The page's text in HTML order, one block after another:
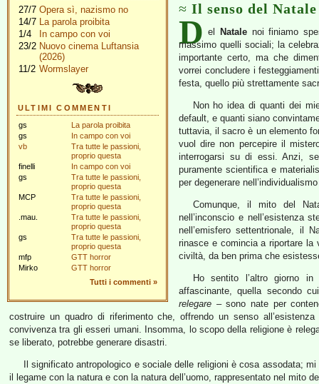
27/7 Opera sì, nazismo no
14/7 La parola proibita
1/4
In campo con voi
23/2 Nuovo cinema Luftansia
(2026)
11/2 Wormslayer
ULTIMI COMMENTI
gs
La parola proibita
gs
In campo con voi
vb
Tra tutte le passioni,
proprio questa
finelli
In campo con voi
gs
Tra tutte le passioni,
proprio questa
MCP
Tra tutte le passioni,
proprio questa
.mau.
Tra tutte le passioni,
proprio questa
gs
Tra tutte le passioni,
proprio questa
mfp
GTT horror
Mirko
GTT horror
Tutti i commenti »
Il senso del Natale
D el Natalenoi finiamo
massimo quelli sociali; la
importante certo, ma che
vorrei concludere i
festa, quello più strettamente
Non ho idea di quanti dei
default, e quanti siano
tuttavia, il sacro è un elemento
vuol dire non percepire il
interrogarsi su di essi. Anzi,
puramente scientifica e
per degenerare
Comunque, il mito del
nell’inconscio e nell’esistenza
nell’emisfero settentrionale, il
rinasce e comincia a riportare
civiltà, da ben prima che
Ho sentito l’altro giorno
affascinante, quella secondo
relegare – sono nate per
costruire un quadro di riferimento che, offrendo un senso
convivenza tra gli esseri umani. Insomma, lo scopo della religione è
se liberato, potrebbe generare disastri.
Il significato antropologico e sociale delle religioni è cosa assodata;
il legame con la natura e con la natura dell’uomo, rappresentato nel mito